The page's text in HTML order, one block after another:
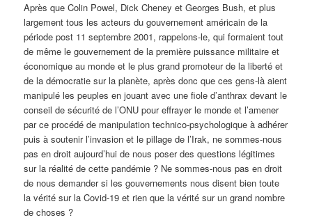
Après que Colin Powel, Dick Cheney et Georges Bush, et plus
largement tous les acteurs du gouvernement américain de la
période post 11 septembre 2001, rappelons-le, qui formaient tout
de même le gouvernement de la première puissance militaire et
économique au monde et le plus grand promoteur de la liberté et
de la démocratie sur la planète, après donc que ces gens-là aient
manipulé les peuples en jouant avec une fiole d’anthrax devant le
conseil de sécurité de l’ONU pour effrayer le monde et l’amener
par ce procédé de manipulation technico-psychologique à adhérer
puis à soutenir l’invasion et le pillage de l’Irak, ne sommes-nous
pas en droit aujourd’hui de nous poser des questions légitimes
sur la réalité de cette pandémie ? Ne sommes-nous pas en droit
de nous demander si les gouvernements nous disent bien toute
la vérité sur la Covid-19 et rien que la vérité sur un grand nombre
de choses ?